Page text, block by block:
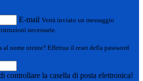
E-mail Verrà inviato un messaggio
necessarie.
al nome utente? Effettua il reset della password
controllare la casella di posta elettronica!